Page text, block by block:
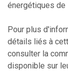
énergétiques de
Pour plus
détails liés à
consulter la
disponible sur